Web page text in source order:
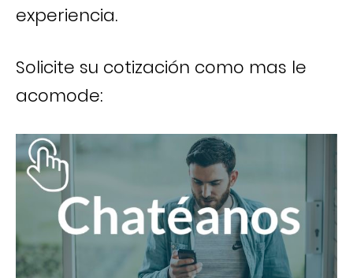
experiencia.
Solicite su cotización como mas le
acomode: